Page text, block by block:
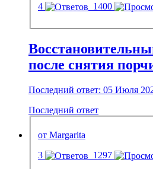
4
1400
после снятия
Последний ответ: 05 Июля
Последний ответ
от Margarita
3
1297